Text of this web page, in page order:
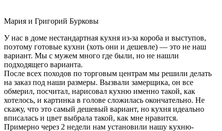
Мария и Григорий Бурковы
У нас в доме нестандартная кухня из-за короба и выступов,
поэтому готовые кухни (хоть они и дешевле) — это не наш
вариант. Мы с мужем много где были, но не нашли
подходящего варианта.
После всех походов по торговым центрам мы решили делать
на заказ под наши размеры. Вызвали замерщика, он все
обмерил, посчитал, нарисовал кухню именно такой, как
хотелось, и картинка в голове сложилась окончательно. Не
скажу, что это самый дешевый вариант, но кухня идеально
вписалась и цвет выбрала такой, как мне нравится.
Примерно через 2 недели нам установили нашу кухню-